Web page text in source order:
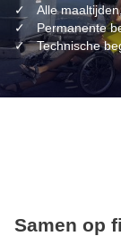
Alle
Permanente
Technische
Samen op